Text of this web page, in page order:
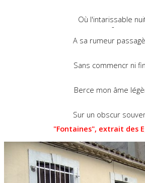
Où l'intarissable
-
A sa rumeur
Sans commencr ni
Berce mon âme
Sur un obscur
"Fontaines", extrait des